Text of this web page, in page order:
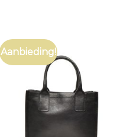
Aanbieding!